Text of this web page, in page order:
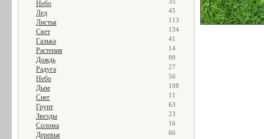
Небо
Лед 45
Листья 113
Свет 134
Галька 41
Растения 14
Дождь 99
Радуга 27
Небо 56
Дым 108
Снег 11
Грунт 63
Звезды 23
Солома 16
Деревья 66